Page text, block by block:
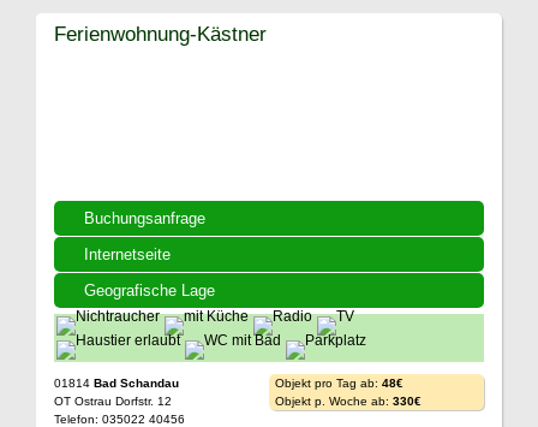
Buchungsanfrage
Internetseite
Geografische Lage
Ferienwohnung-Kästner
01814 Bad Schandau
OT Ostrau Dorfstr. 12
Telefon: 035022 40456
Objekt pro Tag ab: 48€
Objekt p. Woche ab: 330€